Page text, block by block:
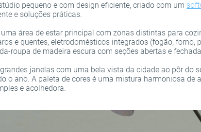
pequeno e com design eficiente, criado com um
e soluções práticas.
área de estar principal com zonas distintas para
e quentes, eletrodomésticos integrados (fogão,
roupa de madeira escura com seções abertas e
janelas com uma bela vista da cidade ao pôr do
o ano. A paleta de cores é uma mistura harmoniosa
e acolhedora.